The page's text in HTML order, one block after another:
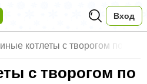
Вход
котлеты с творогом по
с творогом по